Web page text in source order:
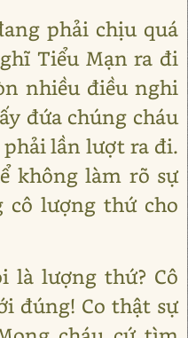
phải chịu quá
Tiểu Mạn ra đi
nhiều điều nghi
đứa chúng cháu
lần lượt ra đi.
không làm rõ sự
cô lượng thứ cho
là lượng thứ? Cô
đúng! Co thật sự